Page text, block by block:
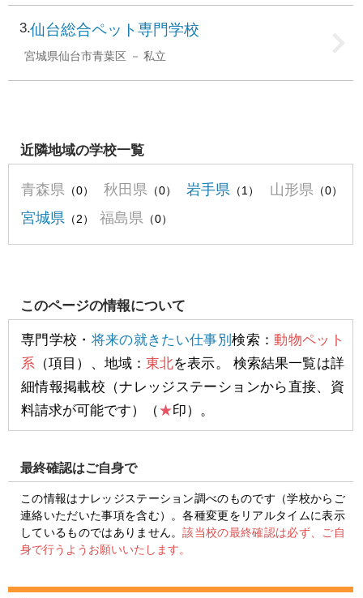
3 仙台総合ペット専門学校
宮城県仙台市青葉区 私立
近隣地域の学校一覧
青森県 （0） 秋田県 （0） 岩手県 （1） 山形県（0）
宮城県 （2） 福島県 （0）
このページの情報について
専門学校・ 将来の就きたい仕事別検索：動物ペット
系 （項目）、地域：東北を表示。 検索結果一覧は詳
細情報掲載校（ナレッジステーションから直接、資
料請求が可能です）（★印）。
最終確認はご自身で
この情報はナレッジステーション調べのものです（学校からご
連絡いただいた事項を含む）。各種変更をリアルタイムに表示
しているものではありません。該当校の最終確認は必ず、ご自
身で行うようお願いいたします。